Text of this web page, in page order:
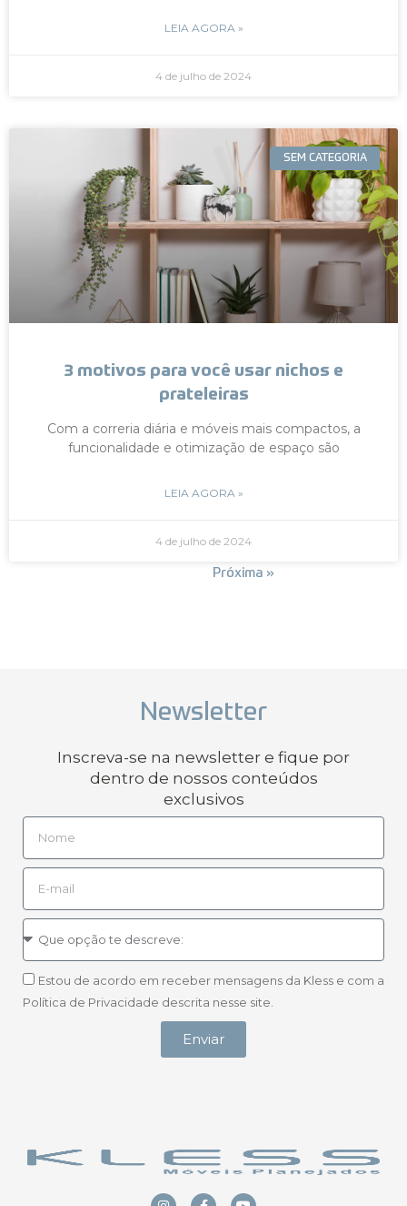
LEIA AGORA »
4 de julho de 2024
SEM CATEGORIA
3 motivos para você usar nichos e
prateleiras
Com a correria diária e móveis mais compactos, a
funcionalidade e otimização de espaço são
LEIA AGORA »
4 de julho de 2024
Próxima »
Newsletter
Inscreva-se na newsletter e fique por
dentro de nossos conteúdos
exclusivos
Estou de acordo em receber mensagens da Kless e com a
Política de Privacidade descrita nesse site.
Enviar